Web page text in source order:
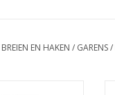
BREIEN EN HAKEN / GARENS/